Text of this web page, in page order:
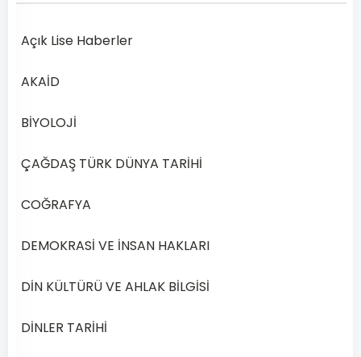
Lise
Dili
Edebiyatı
Dersi
Yılı
Dönem
Soruları
Çöz
Açık Lise Haberler
AKAİD
BİYOLOJİ
ÇAĞDAŞ TÜRK DÜNYA TARİHİ
COĞRAFYA
DEMOKRASİ VE İNSAN HAKLARI
DİN KÜLTÜRÜ VE AHLAK BİLGİSİ
DİNLER TARİHİ